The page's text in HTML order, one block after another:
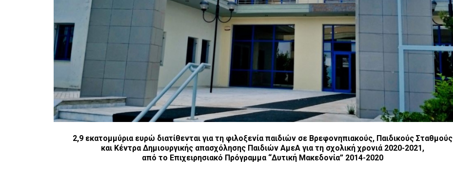
2,9 εκατομμύρια ευρώ διατίθενται για τη φιλοξενία παιδιών σε Βρεφονηπιακούς, Παιδικούς Σταθμούς
και Κέντρα Δημιουργικής απασχόλησης Παιδιών ΑμεΑ για τη σχολική χρονιά 2020-2021,
από το Επιχειρησιακό Πρόγραμμα “Δυτική Μακεδονία” 2014-2020